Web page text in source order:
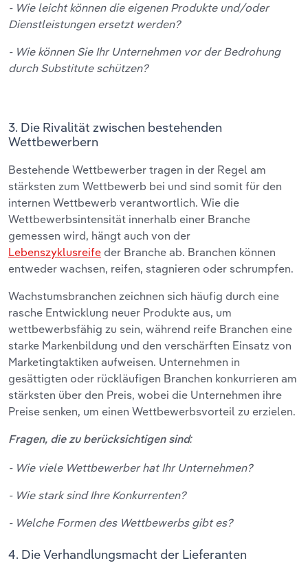
- Wie leicht können die eigenen Produkte und/oder
Dienstleistungen ersetzt werden?
- Wie können Sie Ihr Unternehmen vor der Bedrohung
durch Substitute schützen?
3. Die Rivalität zwischen bestehenden
Wettbewerbern
Bestehende Wettbewerber tragen in der Regel am
stärksten zum Wettbewerb bei und sind somit für den
internen Wettbewerb verantwortlich. Wie die
Wettbewerbsintensität innerhalb einer Branche
gemessen wird, hängt auch von der
Lebenszyklusreife der Branche ab. Branchen können
entweder wachsen, reifen, stagnieren oder schrumpfen.
Wachstumsbranchen zeichnen sich häufig durch eine
rasche Entwicklung neuer Produkte aus, um
wettbewerbsfähig zu sein, während reife Branchen eine
starke Markenbildung und den verschärften Einsatz von
Marketingtaktiken aufweisen. Unternehmen in
gesättigten oder rückläufigen Branchen konkurrieren am
stärksten über den Preis, wobei die Unternehmen ihre
Preise senken, um einen Wettbewerbsvorteil zu erzielen.
Fragen, die zu berücksichtigen sind:
- Wie viele Wettbewerber hat Ihr Unternehmen?
- Wie stark sind Ihre Konkurrenten?
- Welche Formen des Wettbewerbs gibt es?
4. Die Verhandlungsmacht der Lieferanten